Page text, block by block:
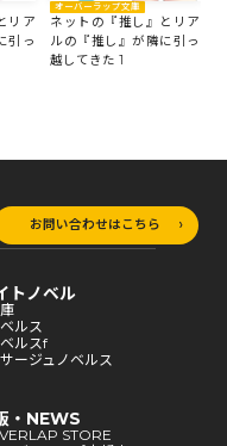
リア
引っ
オーバーラップ文庫
ネットの『推し』とリア
ルの『推し』が隣に引っ
越してきた 1
お問い合わせはこちら
トノベル
ルス
ベルスf
ージュノベルス
・NEWS
STORE